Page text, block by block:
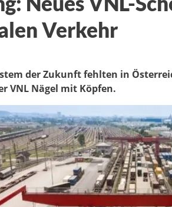
Verkehr
der Zukunft fehlten in
VNL Nägel mit Köpfen.